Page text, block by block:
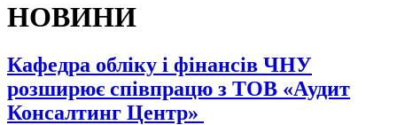
НОВИНИ
Кафедра обліку і фінансів ЧНУ
розширює співпрацю з ТОВ «Аудит
Консалтинг Центр»